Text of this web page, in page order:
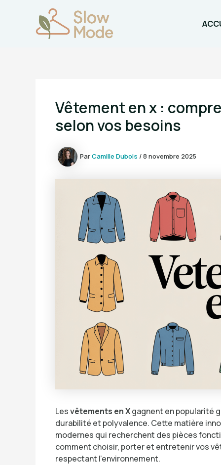
Vêtement en x :
selon vos besoins
ParCamille Dubois /8 novembre 2025
Lesvêtements en Xgagnent en popularité
durabilité et polyvalence. Cette matière
modernes qui recherchent des pièces
comment choisir, porter et entretenir vos
respectant l’environnement.